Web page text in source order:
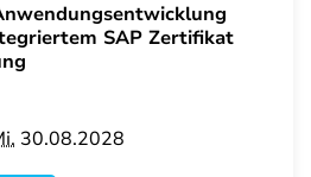
SAP Zertifikat
30.08.2028